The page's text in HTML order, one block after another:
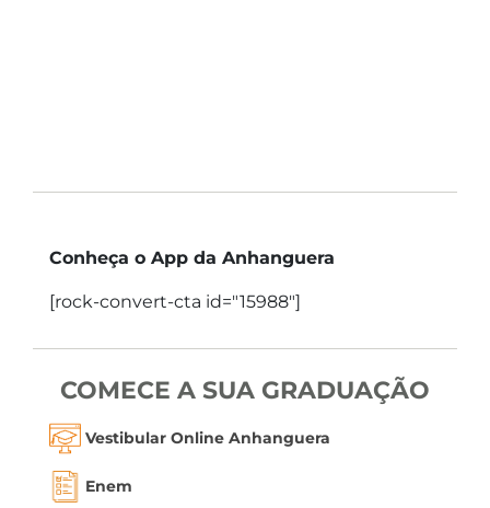
Conheça o App da Anhanguera
[rock-convert-cta id="15988"]
COMECE A SUA GRADUAÇÃO
Vestibular Online Anhanguera
Enem